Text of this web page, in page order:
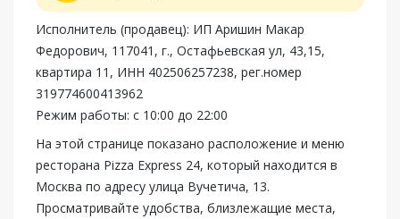
Исполнитель (продавец): ИП Аришин Макар
Федорович, 117041, г., Остафьевская ул, 43,15,
квартира 11, ИНН 402506257238, рег.номер
319774600413962
Режим работы: с 10:00 до 22:00
На этой странице показано расположение и меню
ресторана Pizza Express 24, который находится в
Москва по адресу улица Вучетича, 13.
Просматривайте удобства, близлежащие места,